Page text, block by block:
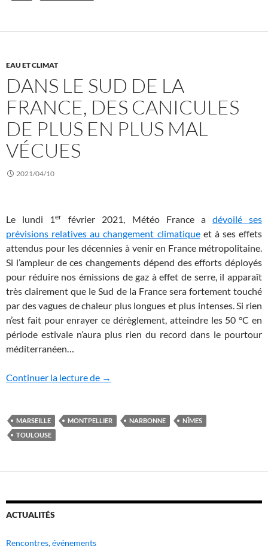
EAU ET CLIMAT
DANS LE SUD DE LA
FRANCE, DES CANICULES
DE PLUS EN PLUS MAL
VÉCUES
2021/04/10
Le lundi 1er février 2021, Météo France a dévoilé ses
prévisions relatives au changement climatiqueet à ses effets
attendus pour les décennies à venir en France métropolitaine.
Si l’ampleur de ces changements dépend des efforts déployés
pour réduire nos émissions de gaz à effet de serre, il apparaît
très clairement que le Sud de la France sera fortement touché
par des vagues de chaleur plus longues et plus intenses. Si rien
n’est fait pour enrayer ce dérèglement, atteindre les 50 °C en
période estivale n’aura plus rien du record dans le pourtour
méditerranéen…
Continuer la lecture de Dans le Sud de la France, des canicules
→
MARSEILLE MONTPELLIER NARBONNE
NÎMES
TOULOUSE
ACTUALITÉS
Rencontres, événements